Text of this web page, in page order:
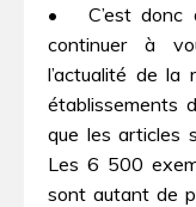
• C’est donc
continuer à
l’actualité de
établissements
que les articles
Les 6 500
sont autant de